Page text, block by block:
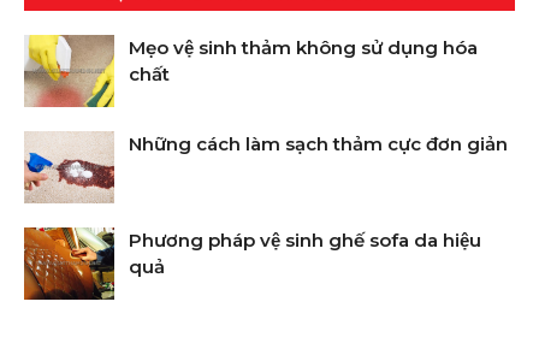
Mẹo vệ sinh thảm không sử dụng hóa
chất
Những cách làm sạch thảm cực đơn giản
Phương pháp vệ sinh ghế sofa da hiệu
quả